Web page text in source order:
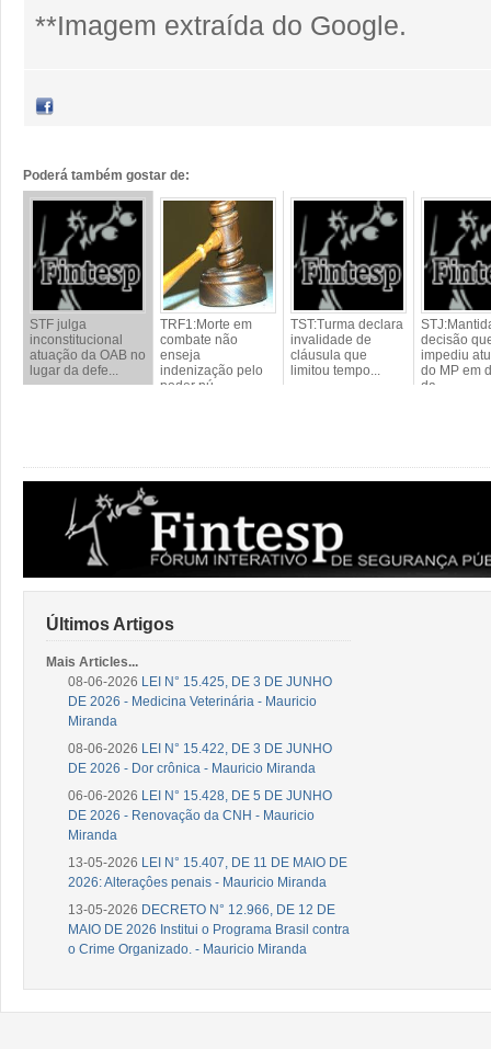
**Imagem extraída do Google.
Poderá também gostar de:
STF julga
inconstitucional
atuação da OAB no
lugar da defe...
TRF1:Morte em
combate não
enseja
indenização pelo
poder pú...
TST:Turma declara
invalidade de
cláusula que
limitou tempo...
decisão
impediu
do MP em
da...
Últimos Artigos
Mais Articles...
08-06-2026 LEI N° 15.425, DE 3 DE JUNHO
DE 2026 - Medicina Veterinária - Mauricio
Miranda
08-06-2026 LEI N° 15.422, DE 3 DE JUNHO
DE 2026 - Dor crônica - Mauricio Miranda
06-06-2026 LEI N° 15.428, DE 5 DE JUNHO
DE 2026 - Renovação da CNH - Mauricio
Miranda
13-05-2026 LEI N° 15.407, DE 11 DE MAIO DE
2026: Alteraçôes penais - Mauricio Miranda
13-05-2026 DECRETO N° 12.966, DE 12 DE
MAIO DE 2026 Institui o Programa Brasil contra
o Crime Organizado. - Mauricio Miranda